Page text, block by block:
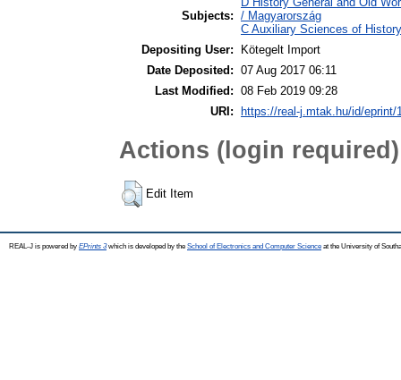
Subjects: / Magyarország
C Auxiliary Sciences of
Depositing User:
Kötegelt Import
Date Deposited: 07 Aug 2017 06:11
Last Modified: 08 Feb 2019 09:28
URI: https://real-j.mtak.hu/id/eprint/
Actions (login required)
Edit Item
REAL-J is powered by EPrints 3which is developed by the School of Electronics and Computer Science at the University of